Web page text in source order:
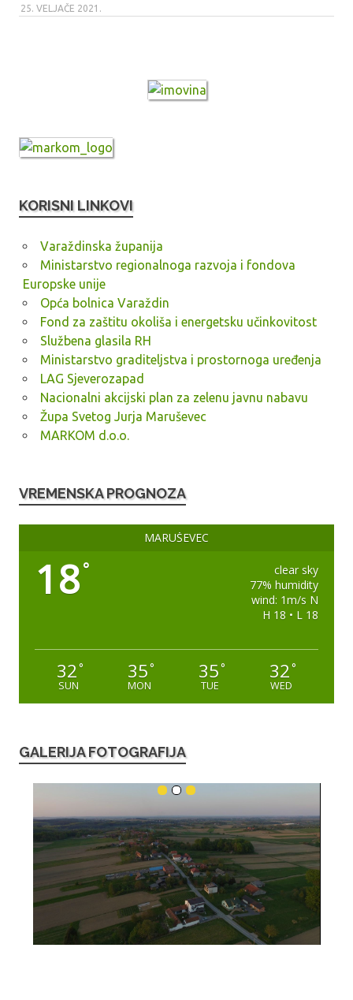
25. VELJAČE 2021.
KORISNI LINKOVI
Varaždinska županija
Ministarstvo regionalnoga razvoja i fondova
Europske unije
Opća bolnica Varaždin
Fond za zaštitu okoliša i energetsku učinkovitost
Službena glasila RH
Ministarstvo graditeljstva i prostornoga uređenja
LAG Sjeverozapad
Nacionalni akcijski plan za zelenu javnu nabavu
Župa Svetog Jurja Maruševec
MARKOM d.o.o.
VREMENSKA PROGNOZA
MARUŠEVEC
18°
clear sky
77% humidity
wind: 1m/s N
H 18 • L 18
32°
SUN
35°
MON
35°
TUE
32°
WED
GALERIJA FOTOGRAFIJA